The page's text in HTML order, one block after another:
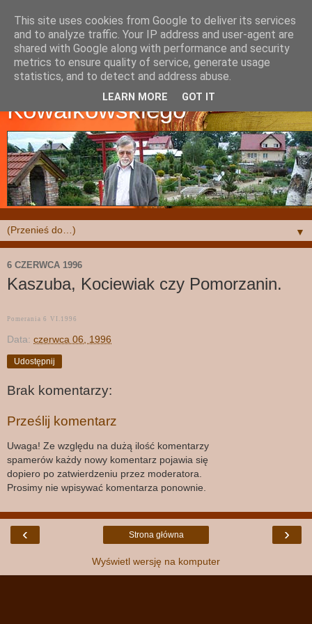
Strona Krzysztofa
Kowalkowskiego
▼
6 CZERWCA 1996
Kaszuba, Kociewiak czy Pomorzanin.
Pomerania 6 VI.1996
Data: czerwca 06, 1996
Udostępnij
Brak komentarzy:
Prześlij komentarz
Uwaga! Ze względu na dużą ilość komentarzy
spamerów każdy nowy komentarz pojawia się
dopiero po zatwierdzeniu przez moderatora.
Prosimy nie wpisywać komentarza ponownie.
‹ ›
Strona główna
Wyświetl wersję na komputer
This site uses cookies from Google to deliver its services
and to analyze traffic. Your IP address and user-agent are
shared with Google along with performance and security
metrics to ensure quality of service, generate usage
statistics, and to detect and address abuse.
LEARN MORE GOT IT